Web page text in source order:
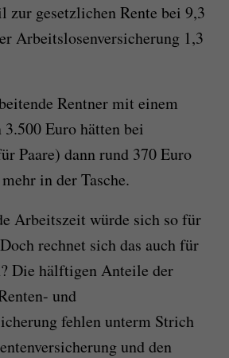
zur gesetzlichen Rente bei 9,3
Arbeitslosenversicherung 1,3
Rentner mit einem
Euro hätten bei
Paare) dann rund 370 Euro
in der Tasche.
Arbeitszeit würde sich so für
rechnet sich das auch für
Die hälftigen Anteile der
und
fehlen unterm Strich
und den